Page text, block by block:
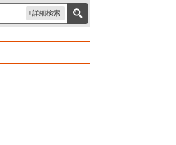
+詳細検索